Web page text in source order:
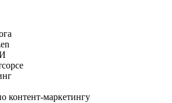
контент-маркетингу